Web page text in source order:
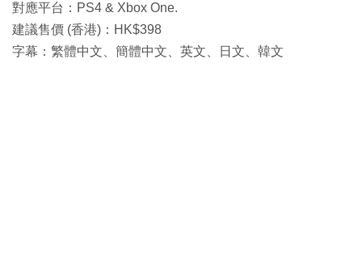
對應平台：PS4 & Xbox One.
建議售價 (香港)：HK$398
字幕：繁體中文、簡體中文、英文、日文、韓文